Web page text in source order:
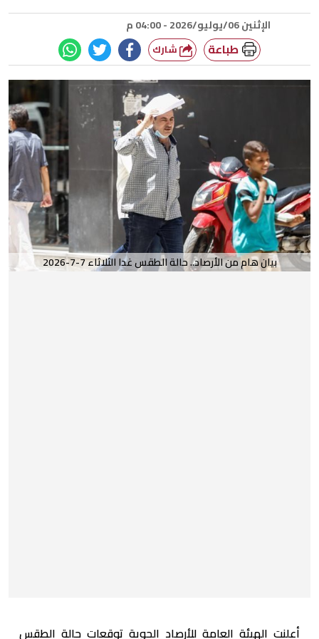
الإثنين 06/يوليو/2026 - 04:00 م
طباعة
بيان هام من الأرصاد.. حالة الطقس غدا الثلاثاء 7-7-2026
أعلنت الهيئة العامة للأرصاد الجوية توقعات حالة الطقس